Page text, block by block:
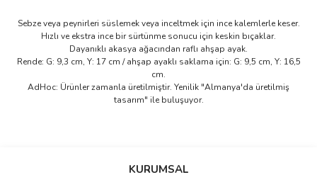
Sebze veya peynirleri süslemek veya inceltmek için ince kalemlerle keser.
Hızlı ve ekstra ince bir sürtünme sonucu için keskin bıçaklar.
Dayanıklı akasya ağacından raflı ahşap ayak.
Rende: G: 9,3 cm, Y: 17 cm / ahşap ayaklı saklama için: G: 9,5 cm, Y: 16,5
cm.
AdHoc: Ürünler zamanla üretilmiştir. Yenilik "Almanya'da üretilmiş
tasarım" ile buluşuyor.
Bu ürüne ilk yorumu siz yapın!
KURUMSAL